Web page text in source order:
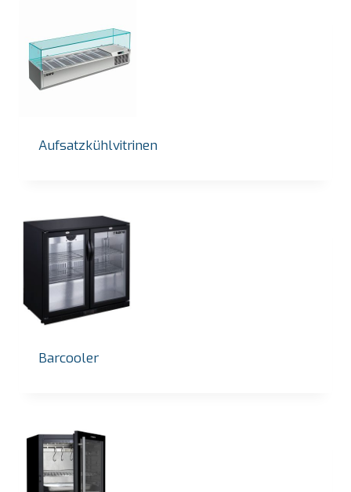
Aufsatzkühlvitrinen
Barcooler